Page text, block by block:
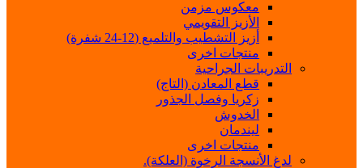
معكوس مزمن
الأزيز التقويمي
أزيز التشطيب والتلميع (12-24 شفرة)
منتجات اخرى
التدريبات الجراحية
قطع المعادن (التاج)
زكريا وفصل الجذور
الخدوش
ليندمان
منتجات اخرى
لدغ الأنسجة الرخوة (العلكة).